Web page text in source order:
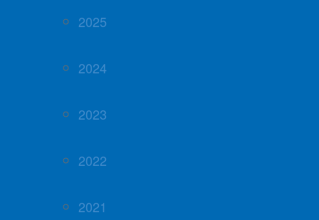
2025
2024
2023
2022
2021